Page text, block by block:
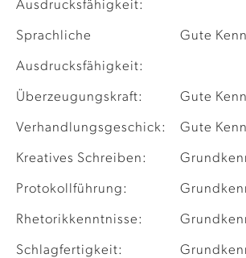
Ausdrucksfähigkeit:
Sprachliche
Ausdrucksfähigkeit:
Gute
Überzeugungskraft: Gute
Verhandlungsgeschick: Gute
Kreatives Schreiben:
Protokollführung:
Rhetorikkenntnisse:
Schlagfertigkeit: